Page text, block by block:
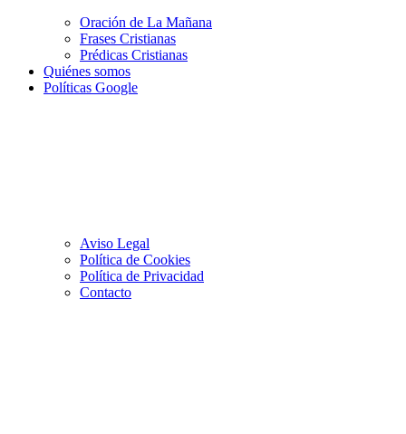
Oración de La Mañana
Frases Cristianas
Prédicas Cristianas
Quiénes somos
Políticas Google
Aviso Legal
Política de Cookies
Política de Privacidad
Contacto